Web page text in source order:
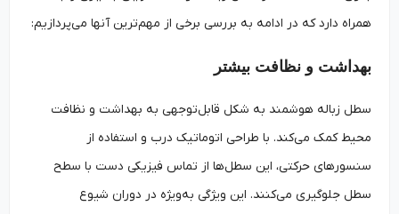
همراه دارد که در ادامه به بررسی برخی از مهم‌ترین آنها می‌پردازیم:
بهداشت و نظافت بیشتر
سطل زباله هوشمند به شکل قابل‌توجهی به بهداشت و نظافت
محیط کمک می‌کند. با طراحی اتوماتیک درب و استفاده از
سنسورهای حرکتی، این سطل‌ها از تماس فیزیکی دست با سطح
سطل جلوگیری می‌کنند. این ویژگی به‌ویژه در دوران شیوع